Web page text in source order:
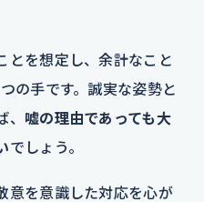
とを想定し、余計なこと
の手です。誠実な姿勢と
嘘の理由であっても大
でしょう。
意を意識した対応を心が